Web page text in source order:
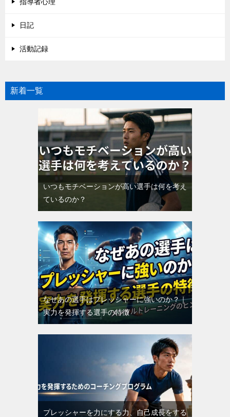
日記
活動記録
新着一覧
いつもモチベーションが高い選手は何を考え
ているのか？
なぜあの選手はプレッシャーに強いのか？｜
実力を発揮する選手の特徴
プレッシャーを力にする力、自己成長をする